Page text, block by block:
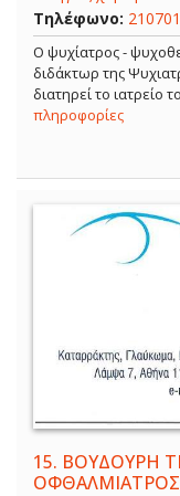
Τηλέφωνο:
Ο ψυχίατρος -
διδάκτωρ της
διατηρεί το ιατρείο
πληροφορίες
15. ΒΟΥΔΟΥΡΗ